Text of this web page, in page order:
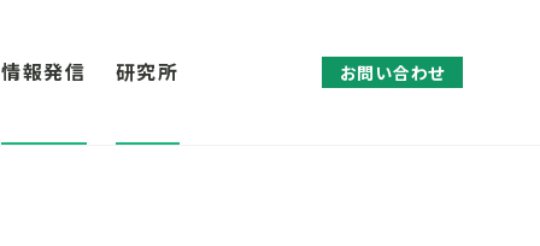
情報発信 研究所 お問い合わせ